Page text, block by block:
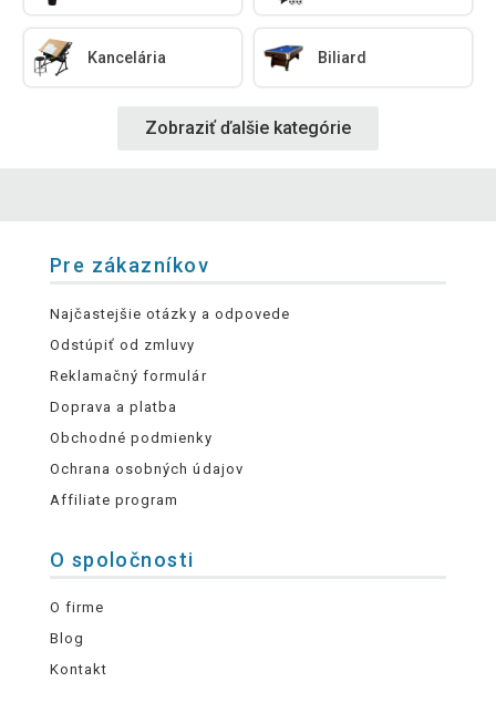
Kancelária Biliard
Zobraziť ďalšie kategórie
Pre zákazníkov
Najčastejšie otázky a odpovede
Odstúpiť od zmluvy
Reklamačný formulár
Doprava a platba
Obchodné podmienky
Ochrana osobných údajov
Affiliate program
O spoločnosti
O firme
Blog
Kontakt